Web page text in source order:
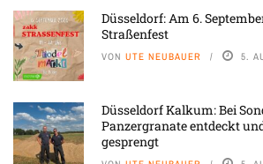
Düsseldorf: Am 6.
Straßenfest
VON UTE NEUBAUER 5.
Düsseldorf Kalkum: Bei
Panzergranate entdeckt
gesprengt